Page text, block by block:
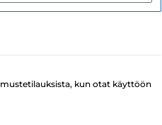
mustetilauksista, kun otat käyttöön